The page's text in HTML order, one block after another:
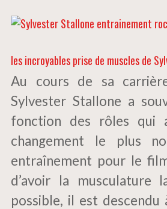
les incroyables prise de muscles de
Au cours de sa
Sylvester Stallone a
fonction des rôles qui
changement le plus
entraînement pour le
d’avoir la musculature
possible, il est